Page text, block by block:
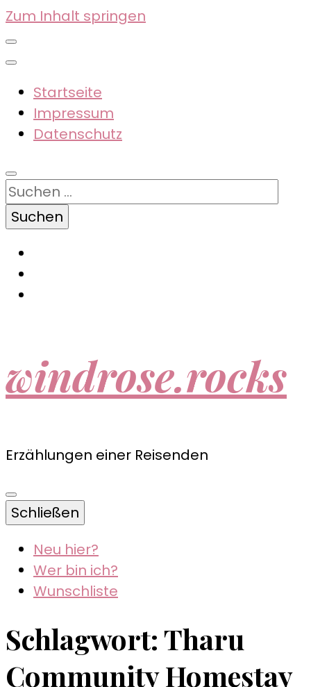
Zum Inhalt springen
Startseite
Impressum
Datenschutz
Suchen
nach:
windrose.rocks
Erzählungen einer Reisenden
Schließen
Neu hier?
Wer bin ich?
Wunschliste
Schlagwort:Tharu
Community Homestay